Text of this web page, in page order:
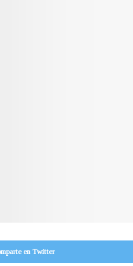
en Twitter